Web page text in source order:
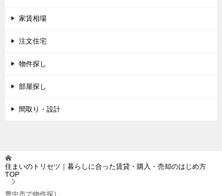
家賃相場
注文住宅
物件探し
部屋探し
間取り・設計
住まいのトリセツ｜暮らしに合った賃貸・購入・売却のはじめ方
TOP
豊中市で物件探し